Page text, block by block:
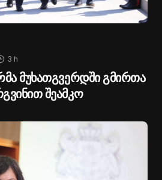
3 h
მუხათგვერდში გმირთა
შეამკო